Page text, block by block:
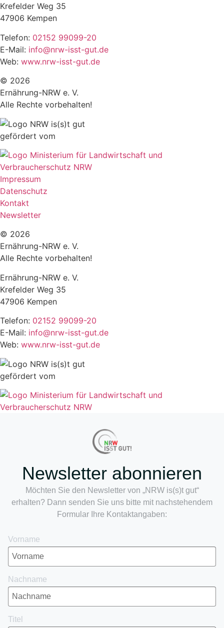
Krefelder Weg 35
47906 Kempen
Telefon: 02152 99099-20
E-Mail: info@nrw-isst-gut.de
Web: www.nrw-isst-gut.de
© 2026
Ernährung-NRW e. V.
Alle Rechte vorbehalten!
gefördert vom
Impressum
Datenschutz
Kontakt
Newsletter
© 2026
Ernährung-NRW e. V.
Alle Rechte vorbehalten!
Ernährung-NRW e. V.
Krefelder Weg 35
47906 Kempen
Telefon: 02152 99099-20
E-Mail: info@nrw-isst-gut.de
Web: www.nrw-isst-gut.de
gefördert vom
Newsletter abonnieren
Möchten Sie den Newsletter von „NRW is(s)t gut“
erhalten? Dann senden Sie uns bitte mit nachstehendem
Formular Ihre Kontaktangaben:
Vorname
Nachname
Titel